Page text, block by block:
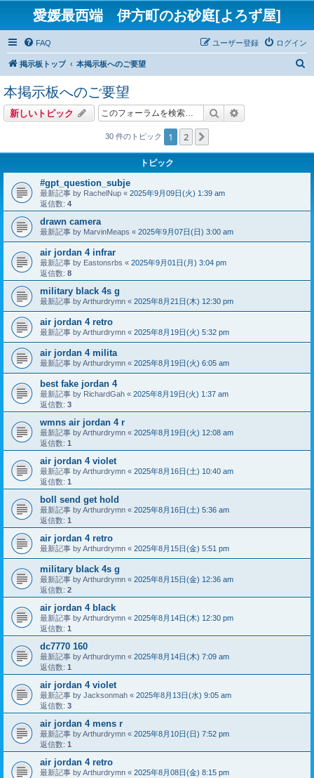
愛媛最西端 伊方町のお砂庭[よろず屋]
FAQ ログイン
ユーザー登録
掲示板トップ 本掲示板へのご要望
本掲示板へのご要望
新しいトピック 検索
30 件のトピック 1 2
トピック
#gpt_question_subje
最新記事 by RachelNup « 2025年9月09日(火) 1:39 am
返信数: 4
drawn camera
最新記事 by MarvinMeaps « 2025年9月07日(日) 3:00 am
air jordan 4 infrar
最新記事 by Eastonsrbs « 2025年9月01日(月) 3:04 pm
返信数: 8
military black 4s g
最新記事 byArthurdrymn « 2025年8月21日(木) 12:30 pm
air jordan 4 retro
最新記事 byArthurdrymn « 2025年8月19日(火) 5:32 pm
air jordan 4 milita
最新記事 byArthurdrymn « 2025年8月19日(火) 6:05 am
best fake jordan 4
最新記事 by RichardGah « 2025年8月19日(火) 1:37 am
返信数: 3
wmns air jordan 4 r
最新記事 byArthurdrymn « 2025年8月19日(火) 12:08 am
返信数: 1
air jordan 4 violet
最新記事 byArthurdrymn « 2025年8月16日(土) 10:40 am
返信数: 1
boll send get hold
最新記事 byArthurdrymn « 2025年8月16日(土) 5:36 am
返信数: 1
air jordan 4 retro
最新記事 byArthurdrymn « 2025年8月15日(金) 5:51 pm
military black 4s g
最新記事 byArthurdrymn « 2025年8月15日(金) 12:36 am
返信数: 2
air jordan 4 black
最新記事 byArthurdrymn « 2025年8月14日(木) 12:30 pm
返信数: 1
dc7770 160
最新記事 byArthurdrymn « 2025年8月14日(木) 7:09 am
返信数: 1
air jordan 4 violet
最新記事 by Jacksonmah « 2025年8月13日(水) 9:05 am
返信数: 3
air jordan 4 mens r
最新記事 byArthurdrymn « 2025年8月10日(日) 7:52 pm
返信数: 1
air jordan 4 retro
最新記事 byArthurdrymn « 2025年8月08日(金) 8:15 pm